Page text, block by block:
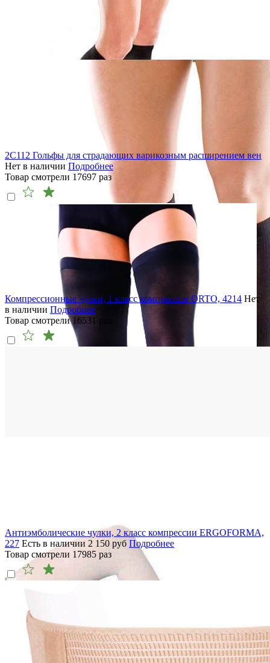
2C112 Гольфы для страдающих варикозным расширением вен
Нет в наличии Подробнее
Товар смотрели 17697 раз
Компрессионные чулки, 1 класс компрессии ORTO, 4214 Нет
в наличии Подробнее
Товар смотрели16531
Антиэмболические чулки, 2 класс компрессии ERGOFORMA,
227 Есть в наличии 2 150 руб Подробнее
Товар смотрели 17985 раз